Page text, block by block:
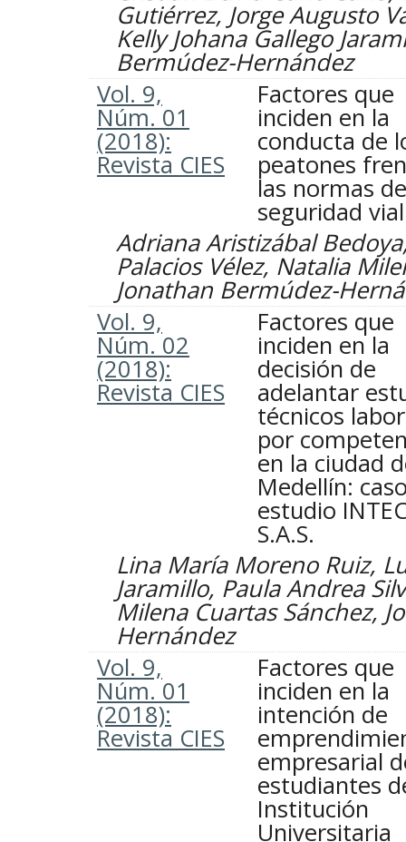
Gutiérrez, Jorge Augusto
Kelly Johana Gallego
Bermúdez-Hernández
Vol. 9,
Núm. 01
(2018):
Revista CIES
Factores que
inciden en la
conducta de
peatones
las normas de
seguridad vial
Adriana Aristizábal
Palacios Vélez, Natalia
Jonathan Bermúdez-
Vol. 9,
Núm. 02
(2018):
Revista CIES
Factores que
inciden en la
decisión de
adelantar
técnicos
por
en la ciudad
Medellín:
estudio
S.A.S.
Lina María Moreno Ruiz,
Jaramillo, Paula Andrea
Milena Cuartas Sánchez,
Hernández
Vol. 9,
Núm. 01
(2018):
Revista CIES
Factores que
inciden en la
intención de
empresarial
estudiantes
Institución
Universitaria